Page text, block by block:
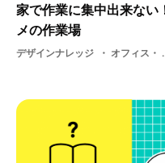
家で作業に集中出来ない
メの作業場
デザインナレッジ オフィス・ ノマド・ 仕事・ 作業・ 場所・ オススメ作業場・ デザイン・ 制作